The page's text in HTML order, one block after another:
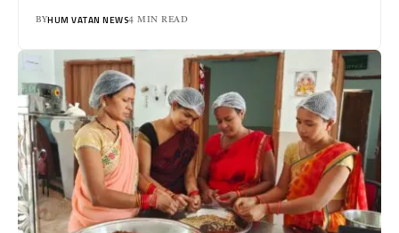
BYHUM VATAN NEWS4 MIN READ